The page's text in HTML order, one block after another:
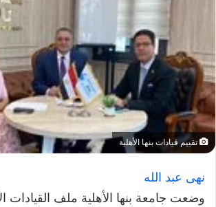
تقييم قيادات بنها الأهلية
نهى عبد الله
وضعت جامعة بنها الأهلية ملف القيادات